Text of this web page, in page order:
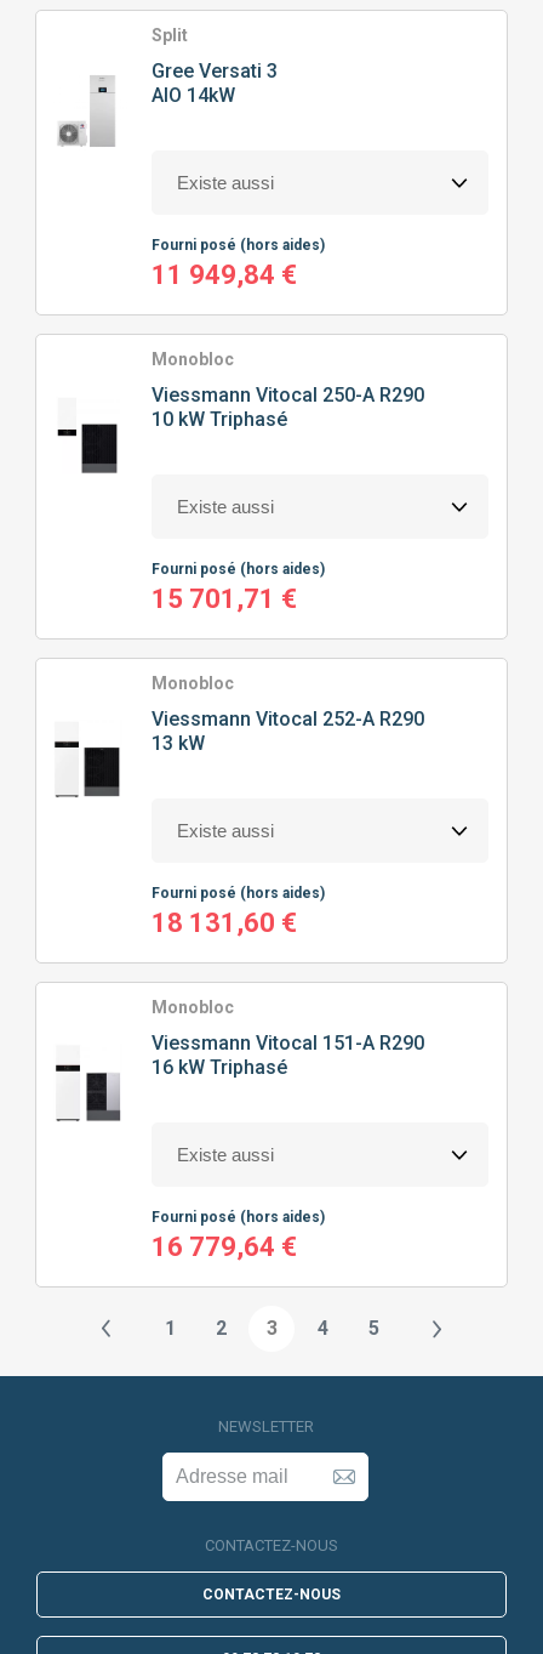
Split
Gree Versati 3
AIO 14kW
Fourni posé (hors aides)
11 949,84 €
Monobloc
Viessmann Vitocal 250-A R290
10 kW Triphasé
Fourni posé (hors aides)
15 701,71 €
Monobloc
Viessmann Vitocal 252-A R290
13 kW
Fourni posé (hors aides)
18 131,60 €
Monobloc
Viessmann Vitocal 151-A R290
16 kW Triphasé
Fourni posé (hors aides)
16 779,64 €
1 2 3 4 5
NEWSLETTER
CONTACTEZ-NOUS
CONTACTEZ-NOUS